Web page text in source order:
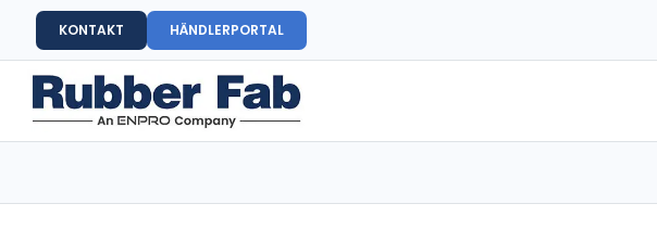
KONTAKT HÄNDLERPORTAL